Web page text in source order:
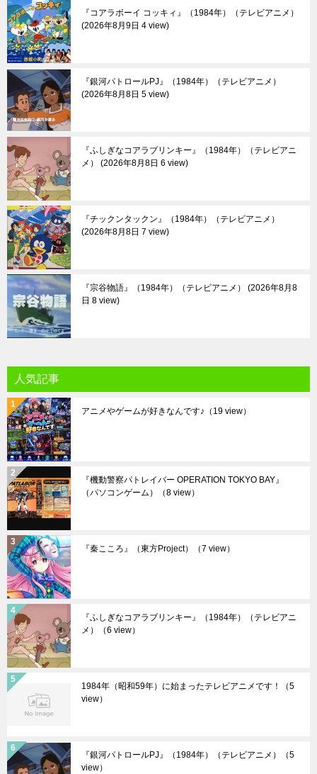
『コアラボーイ コッキィ』（1984年）（テレビアニメ）
2026年8月9日 4 view
『銀河パトロールPJ』（1984年）（テレビアニメ）
2026年8月8日 5 view
『ふしぎなコアラブリンキー』（1984年）（テレビアニ
メ）
2026年8月8日 6 view
『チックンタックン』（1984年）（テレビアニメ）
2026年8月8日 7 view
『宗谷物語』（1984年）（テレビアニメ）
2026年8月8
日 8 view
人気記事
アニメやゲームが好きなんです♪ （19 view）
『機動警察パトレイバー OPERATION TOKYO BAY』
（パソコンゲーム）
（8 view）
『秦こころ』（東方Project） （7 view）
『ふしぎなコアラブリンキー』（1984年）（テレビアニ
メ）
（6 view）
1984年（昭和59年）に始まったテレビアニメです！
（5
view）
『銀河パトロールPJ』（1984年）（テレビアニメ）
（5
view）